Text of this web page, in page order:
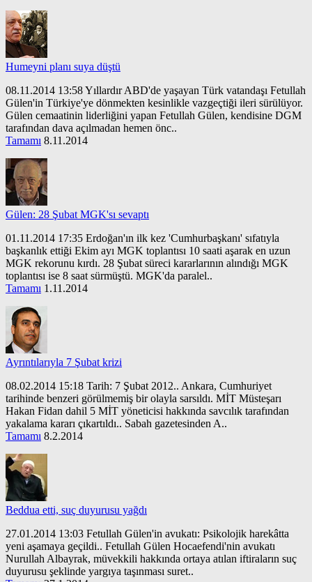
Humeyni planı suya düştü
08.11.2014 13:58 Yıllardır ABD'de yaşayan Türk vatandaşı Fetullah
Gülen'in Türkiye'ye dönmekten kesinlikle vazgeçtiği ileri sürülüyor.
Gülen cemaatinin liderliğini yapan Fetullah Gülen, kendisine DGM
tarafından dava açılmadan hemen önc..
Tamamı 8.11.2014
Gülen: 28 Şubat MGK'sı sevaptı
01.11.2014 17:35 Erdoğan'ın ilk kez 'Cumhurbaşkanı' sıfatıyla
başkanlık ettiği Ekim ayı MGK toplantısı 10 saati aşarak en uzun
MGK rekorunu kırdı. 28 Şubat süreci kararlarının alındığı MGK
toplantısı ise 8 saat sürmüştü. MGK'da paralel..
Tamamı 1.11.2014
Ayrıntılarıyla 7 Şubat krizi
08.02.2014 15:18 Tarih: 7 Şubat 2012.. Ankara, Cumhuriyet
tarihinde benzeri görülmemiş bir olayla sarsıldı. MİT Müsteşarı
Hakan Fidan dahil 5 MİT yöneticisi hakkında savcılık tarafından
yakalama kararı çıkartıldı.. Sabah gazetesinden A..
Tamamı 8.2.2014
Beddua etti, suç duyurusu yağdı
27.01.2014 13:03 Fetullah Gülen'in avukatı: Psikolojik harekâtta
yeni aşamaya geçildi.. Fetullah Gülen Hocaefendi'nin avukatı
Nurullah Albayrak, müvekkili hakkında ortaya atılan iftiraların suç
duyurusu şeklinde yargıya taşınması suret..